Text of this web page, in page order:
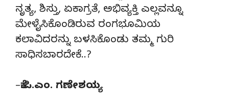
ನೃತ್ಯ, ಶಿಸ್ತು, ಏಕಾಗ್ರತೆ, ಅಭಿವ್ಯಕ್ತಿ ಎಲ್ಲವನ್ನೂ
ಮೇಳೈಸಿಕೊಂಡಿರುವ ರಂಗಭೂಮಿಯ
ಕಲಾವಿದರನ್ನು ಬಳಸಿಕೊಂಡು ತಮ್ಮ ಗುರಿ
ಸಾಧಿಸಬಾರದೇಕೆ..?
–ಕೆ.ಪಿ.ಎಂ. ಗಣೇಶಯ್ಯ